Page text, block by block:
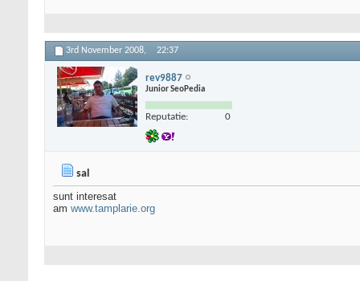
3rd November 2008, 22:37
rev9887
Junior SeoPedia
Reputatie: 0
sal
sunt interesat
am www.tamplarie.org